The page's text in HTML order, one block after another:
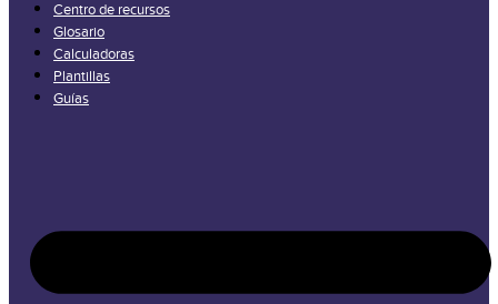
Centro de recursos
Glosario
Calculadoras
Plantillas
Guías